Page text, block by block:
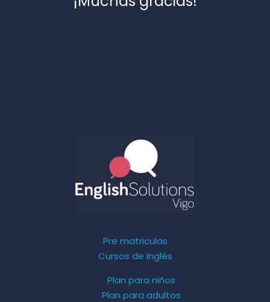
Pre matriculas
Cursos de inglés
Plan para niños
Plan para adultos